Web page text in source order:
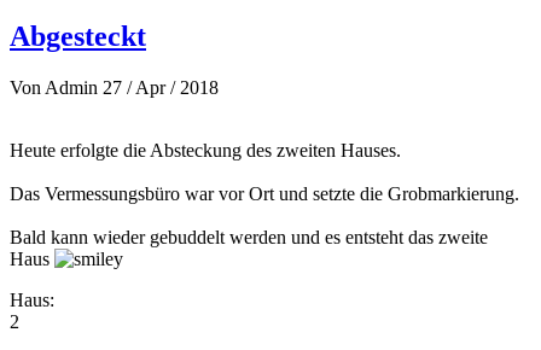
Abgesteckt
Von Admin 27 / Apr / 2018
Heute erfolgte die Absteckung des zweiten Hauses.
Das Vermessungsbüro war vor Ort und setzte die Grobmarkierung.
Bald kann wieder gebuddelt werden und es entsteht das zweite
Haus
Haus:
2